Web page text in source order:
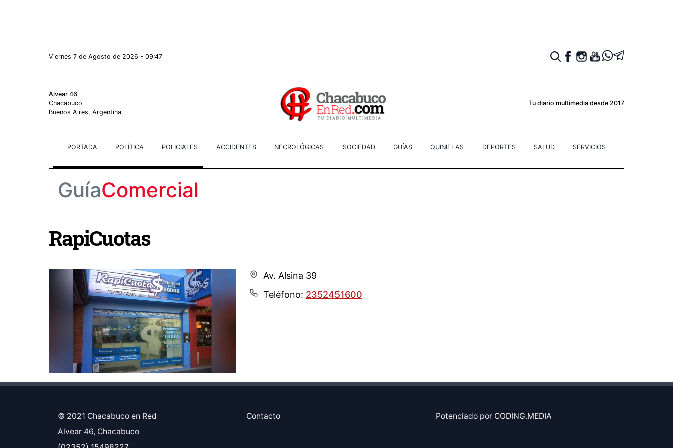
Viernes 7 de Agosto de 2026 - 09:47
Alvear 46
Chacabuco
Buenos Aires, Argentina
Tu diario multimedia desde 2017
PORTADA POLÍTICA POLICIALES ACCIDENTES NECROLÓGICAS SOCIEDAD GUÍAS QUINIELAS DEPORTES SALUD SERVICIOS
GuíaComercial
RapiCuotas
Av. Alsina 39
Teléfono: 2352451600
© 2021 Chacabuco en Red
Alvear 46, Chacabuco
Contacto Potenciado por CODING.MEDIA